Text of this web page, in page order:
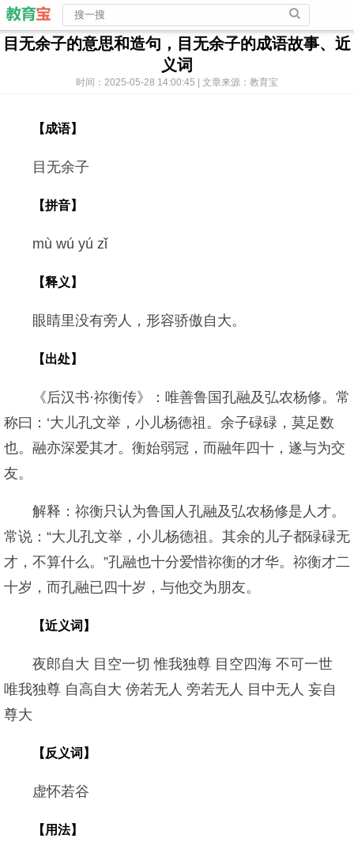
目无余子的意思和造句，目无余子的成语故事、近
义词
时间：2025-05-28 14:00:45 | 文章来源：教育宝
【成语】
目无余子
【拼音】
mù wú yú zǐ
【释义】
眼睛里没有旁人，形容骄傲自大。
【出处】
《后汉书·祢衡传》：唯善鲁国孔融及弘农杨修。常
称曰：‘大儿孔文举，小儿杨德祖。余子碌碌，莫足数
也。融亦深爱其才。衡始弱冠，而融年四十，遂与为交
友。
解释：祢衡只认为鲁国人孔融及弘农杨修是人才。
常说：“大儿孔文举，小儿杨德祖。其余的儿子都碌碌无
才，不算什么。”孔融也十分爱惜祢衡的才华。祢衡才二
十岁，而孔融已四十岁，与他交为朋友。
【近义词】
夜郎自大 目空一切 惟我独尊 目空四海 不可一世
唯我独尊 自高自大 傍若无人 旁若无人 目中无人 妄自
尊大
【反义词】
虚怀若谷
【用法】